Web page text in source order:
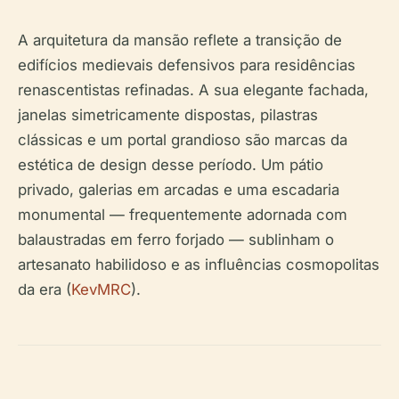
A arquitetura da mansão reflete a transição de
edifícios medievais defensivos para residências
renascentistas refinadas. A sua elegante fachada,
janelas simetricamente dispostas, pilastras
clássicas e um portal grandioso são marcas da
estética de design desse período. Um pátio
privado, galerias em arcadas e uma escadaria
monumental — frequentemente adornada com
balaustradas em ferro forjado — sublinham o
artesanato habilidoso e as influências cosmopolitas
da era (KevMRC).